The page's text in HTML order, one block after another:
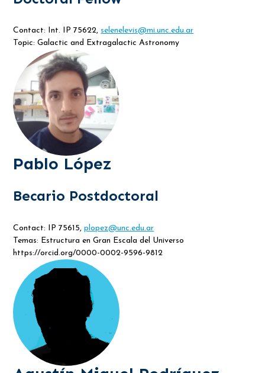
Contact: Int. IP 75622, selenelevis@mi.unc.edu.ar
Topic: Galactic and Extragalactic Astronomy
Pablo López
Becario Postdoctoral
Contact: IP 75615,plopez@unc.edu.ar
Temas: Estructura en Gran Escala del Universo
https://orcid.org/0000-0002-9596-9812